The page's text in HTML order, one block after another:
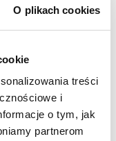
O plikach cookies
treści
i
o tym, jak
partnerom